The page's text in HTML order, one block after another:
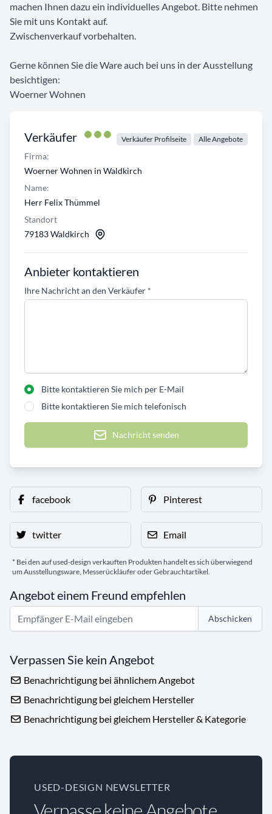
Verkäufer Verkäufer Profilseite Alle Angebote
Firma:
Woerner Wohnen in Waldkirch
Name:
Herr Felix Thümmel
Standort
79183 Waldkirch
Anbieter kontaktieren
Ihre Nachricht an den Verkäufer *
Bitte kontaktieren Sie mich per E-Mail
Bitte kontaktieren Sie mich telefonisch
Nachricht senden
machen Ihnen dazu ein individuelles Angebot. Bitte nehmen
Sie mit uns Kontakt auf.
Zwischenverkauf vorbehalten.
Gerne können Sie die Ware auch bei uns in der Ausstellung
besichtigen:
Woerner Wohnen
facebook Pinterest
twitter Email
* Bei den auf used-design verkauften Produkten handelt es sich überwiegend
um Ausstellungsware, Messerückläufer oder Gebrauchtartikel.
Angebot einem Freund empfehlen
Abschicken
Verpassen Sie kein Angebot
Benachrichtigung bei ähnlichem Angebot
Benachrichtigung bei gleichem Hersteller
Benachrichtigung bei gleichem Hersteller & Kategorie
USED-DESIGN NEWSLETTER